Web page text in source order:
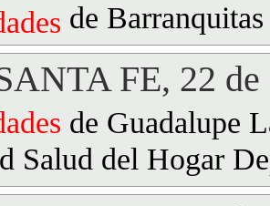
de Barranquitas
FE, 22
de Guadalupe
Salud del Hogar